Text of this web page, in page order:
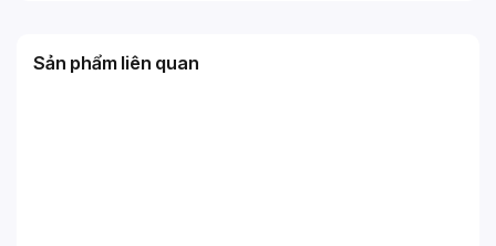
Sản phẩm liên quan